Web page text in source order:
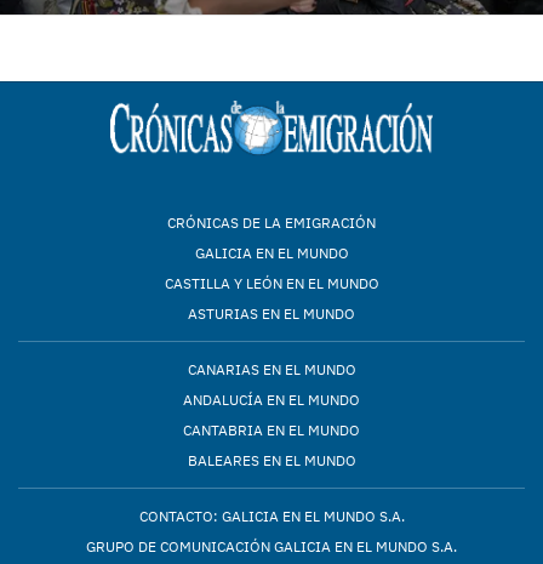
CRÓNICAS DE LA EMIGRACIÓN
GALICIA EN EL MUNDO
CASTILLA Y LEÓN EN EL MUNDO
ASTURIAS EN EL MUNDO
CANARIAS EN EL MUNDO
ANDALUCÍA EN EL MUNDO
CANTABRIA EN EL MUNDO
BALEARES EN EL MUNDO
CONTACTO: GALICIA EN EL MUNDO S.A.
GRUPO DE COMUNICACIÓN GALICIA EN EL MUNDO S.A.